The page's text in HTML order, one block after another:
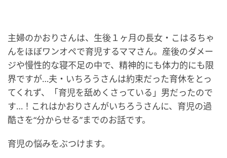
主婦のかおりさんは、生後１ヶ月の長女・こはるちゃ
んをほぼワンオペで育児するママさん。産後のダメー
ジや慢性的な寝不足の中で、精神的にも体力的にも限
界ですが…夫・いちろうさんは約束だった育休をとっ
てくれず、「育児を舐めくさっている」男だったので
す…！これはかおりさんがいちろうさんに、育児の過
酷さを“分からせる”までのお話です。
育児の悩みをぶつけます。